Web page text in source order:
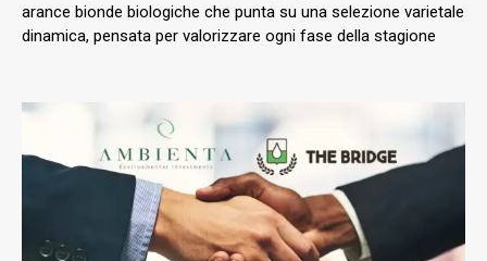
arance bionde biologiche che punta su una selezione varietale
dinamica, pensata per valorizzare ogni fase della stagione